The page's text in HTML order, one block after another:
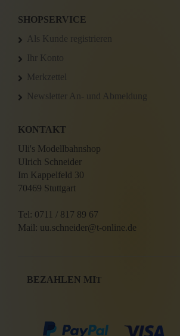
SHOPSERVICE
Als Kunde registrieren
Ihr Konto
Merkzettel
Newsletter An- und Abmeldung
KONTAKT
Uli's Modellbahnshop
Ulrich Schneider
Im Kappelfeld 30
70469 Stuttgart
Tel: 0711 / 817 89 67
Mail: uu.schneider@t-online.de
BEZAHLEN MIT